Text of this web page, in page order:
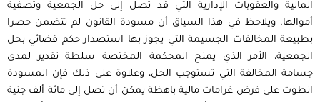
المالية والعقوبات الإدارية التي قد تصل إلى حل الجمعية وتصفية
أموالها. ويلاحظ في هذا السياق أن مسودة القانون لم تتضمن حصرا
بطبيعة المخالفات الجسيمة التي يجوز بها استصدار حكم قضائي بحل
الجمعية، الأمر الذي يمنح المحكمة المختصة سلطة تقدير لمدى
جسامة المخالفة التي تستوجب الحل، وعلاوة على ذلك فإن المسودة
انطوت على فرض غرامات مالية باهظة يمكن أن تصل إلى مائة ألف جنية